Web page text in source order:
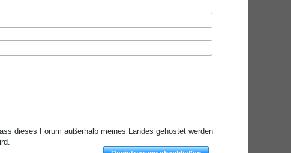
dieses Forum außerhalb meines Landes gehostet werden